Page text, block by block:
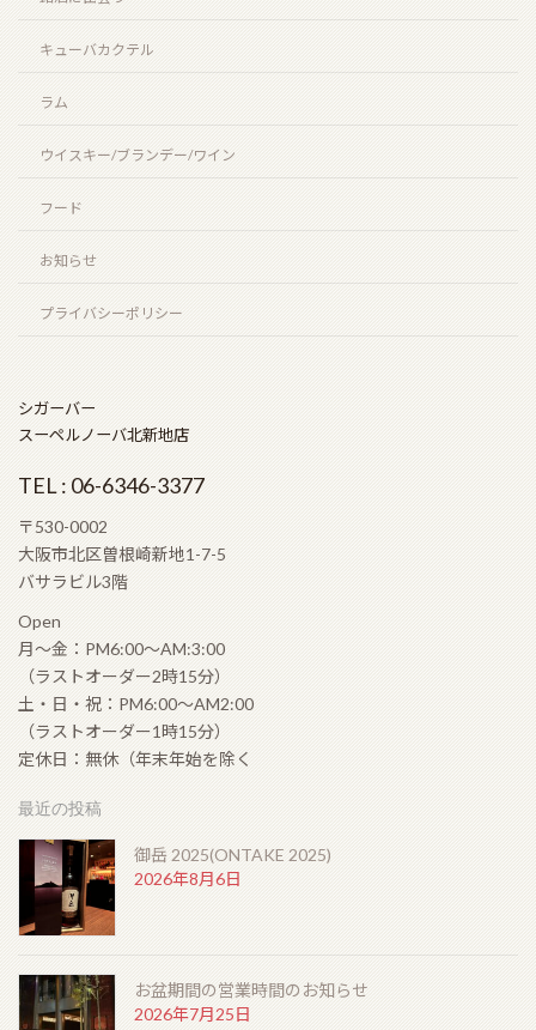
キューバカクテル
ラム
ウイスキー/ブランデー/ワイン
フード
お知らせ
プライバシーポリシー
シガーバー
スーペルノーバ北新地店
TEL : 06-6346-3377
〒530-0002
大阪市北区曽根崎新地1-7-5
バサラビル3階
Open
月〜金：PM6:00〜AM:3:00
（ラストオーダー2時15分）
土・日・祝：PM6:00〜AM2:00
（ラストオーダー1時15分）
定休日：無休（年末年始を除く
最近の投稿
御岳 2025(ONTAKE 2025)
2026年8月6日
お盆期間の営業時間のお知らせ
2026年7月25日